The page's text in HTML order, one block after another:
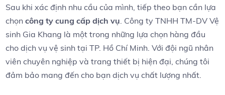
Sau khi ‌xác⁤ định nhu⁤ cầu‍ của mình, tiếp theo ⁣bạn cần ​lựa
chọncông ty⁢ cung cấp dịch⁣ vụ. Công ty⁢ TNHH TM-DV⁢ Vệ
sinh ⁤Gia​ Khang ⁣là​ một trong⁣ những lựa chọn hàng đầu
cho dịch vụ ‌vệ sinh ‍tại TP. Hồ ⁣Chí Minh.​ Với ​đội ngũ ⁢nhân
‌viên chuyên nghiệp và trang thiết bị ⁣hiện đại, chúng tôi
‍đảm⁤ bảo mang ⁢đến cho bạn⁣ dịch vụ ​chất lượng nhất.